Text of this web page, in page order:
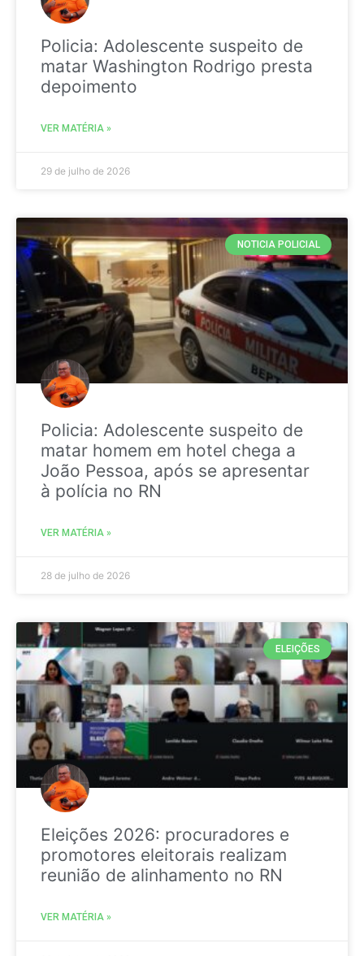
Policia: Adolescente suspeito de
matar Washington Rodrigo presta
depoimento
VER MATÉRIA »
29 de julho de 2026
NOTICIA POLICIAL
Policia: Adolescente suspeito de
matar homem em hotel chega a
João Pessoa, após se apresentar
à polícia no RN
VER MATÉRIA »
28 de julho de 2026
ELEIÇÕES
Eleições 2026: procuradores e
promotores eleitorais realizam
reunião de alinhamento no RN
VER MATÉRIA »